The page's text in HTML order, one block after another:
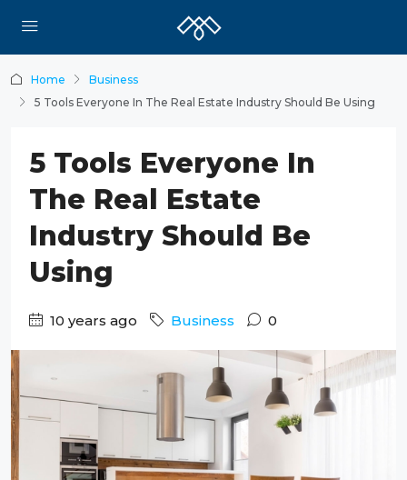
Home
Business
5 Tools Everyone In The Real Estate Industry Should Be Using
5 Tools Everyone In
The Real Estate
Industry Should Be
Using
10 years ago Business 0